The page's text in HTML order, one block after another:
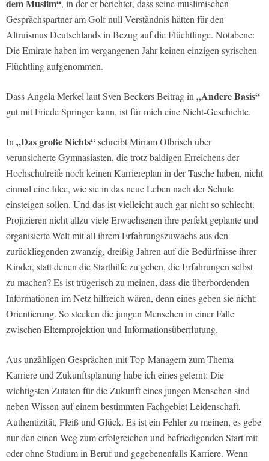
dem Muslim“, in der er berichtet, dass seine muslimischen
Gesprächspartner am Golf null Verständnis hätten für den
Altruismus Deutschlands in Bezug auf die Flüchtlinge. Notabene:
Die Emirate haben im vergangenen Jahr keinen einzigen syrischen
Flüchtling aufgenommen.
Dass Angela Merkel laut Sven Beckers Beitrag in „Andere Basis“
gut mit Friede Springer kann, ist für mich eine Nicht-Geschichte.
In „Das große Nichts“schreibt Miriam Olbrisch über
verunsicherte Gymnasiasten, die trotz baldigen Erreichens der
Hochschulreife noch keinen Karriereplan in der Tasche haben, nicht
einmal eine Idee, wie sie in das neue Leben nach der Schule
einsteigen sollen. Und das ist vielleicht auch gar nicht so schlecht.
Projizieren nicht allzu viele Erwachsenen ihre perfekt geplante und
organisierte Welt mit all ihrem Erfahrungszuwachs aus den
zurückliegenden zwanzig, dreißig Jahren auf die Bedürfnisse ihrer
Kinder, statt denen die Starthilfe zu geben, die Erfahrungen selbst
zu machen? Es ist trügerisch zu meinen, dass die überbordenden
Informationen im Netz hilfreich wären, denn eines geben sie nicht:
Orientierung. So stecken die jungen Menschen in einer Falle
zwischen Elternprojektion und Informationsüberflutung.
Aus unzähligen Gesprächen mit Top-Managern zum Thema
Karriere und Zukunftsplanung habe ich eines gelernt: Die
wichtigsten Zutaten für die Zukunft eines jungen Menschen sind
neben Wissen auf einem bestimmten Fachgebiet Leidenschaft,
Authentizität, Fleiß und Glück. Es ist ein Fehler zu meinen, es gebe
nur den einen Weg zum erfolgreichen und befriedigenden Start mit
oder ohne Studium in Beruf und gegebenenfalls Karriere. Wenn